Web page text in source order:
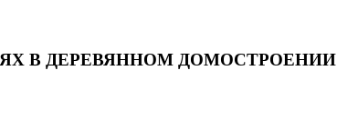
В ДЕРЕВЯННОМ ДОМОСТРОЕНИИ